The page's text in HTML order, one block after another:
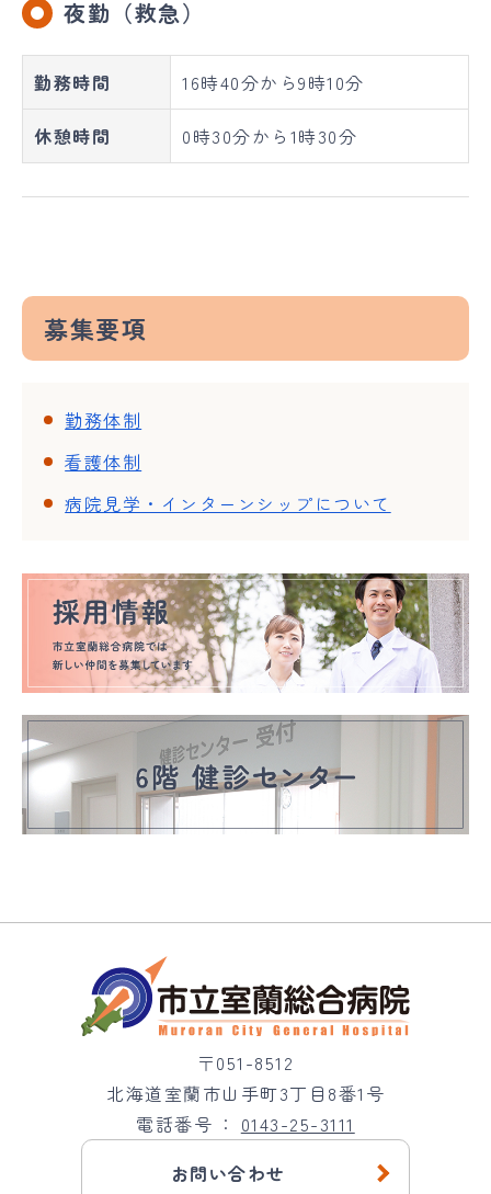
夜勤（救急）
勤務時間 16時40分から9時10分
休憩時間 0時30分から1時30分
募集要項
勤務体制
看護体制
病院見学・インターンシップについて
〒051-8512
北海道室蘭市山手町3丁目8番1号
電話番号
0143-25-3111
お問い合わせ